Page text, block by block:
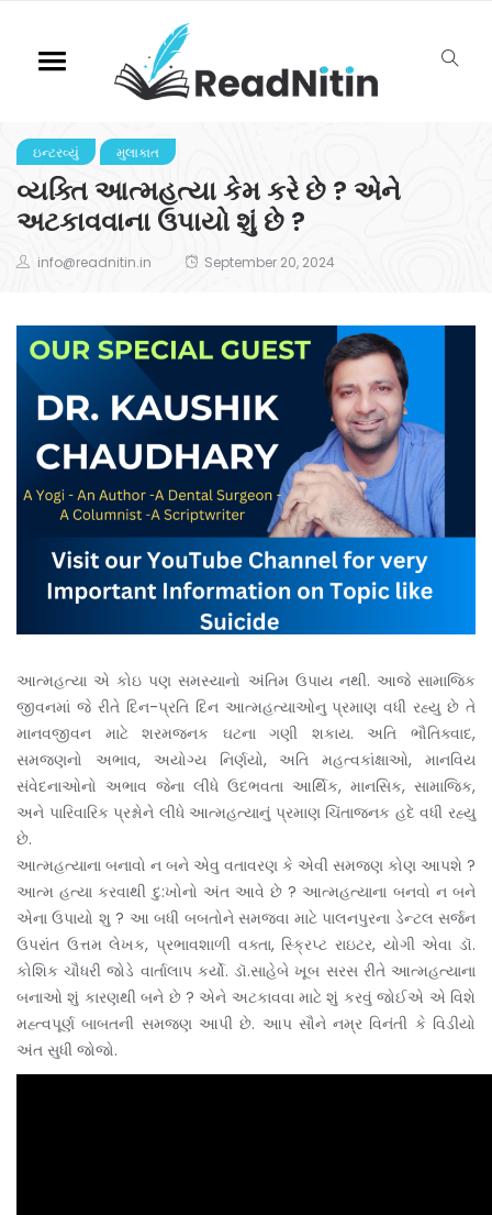
ઇન્ટરવ્યું મુલાકાત
વ્યક્તિ આત્મહત્યા કેમ કરે છે ? એને
અટકાવવાના ઉપાયો શું છે ?
info@readnitin.in September 20, 2024
આત્મહત્યા એ કોઇ પણ સમસ્યાનો અંતિમ ઉપાય નથી. આજે સામાજિક
જીવનમાં જે રીતે દિન-પ્રતિ દિન આત્મહત્યાઓનુ પ્રમાણ વધી રહ્યુ છે તે
માનવજીવન માટે શરમજનક ઘટના ગણી શકાય. અતિ ભૌતિક્વાદ,
સમજણનો અભાવ, અયોગ્ય નિર્ણયો, અતિ મહત્વકાંક્ષાઓ, માનવિય
સંવેદનાઓનો અભાવ જેના લીધે ઉદભવતા આર્થિક, માનસિક, સામાજિક,
અને પારિવારિક પ્રશ્નોને લીધે આત્મહત્યાનું પ્રમાણ ચિંતાજનક હદે વધી રહ્યુ
છે.
આત્મહત્યાના બનાવો ન બને એવુ વતાવરણ કે એવી સમજણ કોણ આપશે ?
આત્મ હત્યા કરવાથી દુ:ખોનો અંત આવે છે ? આત્મહત્યાના બનવો ન બને
એના ઉપાયો શુ ? આ બધી બબતોને સમજ્વા માટે પાલનપુરના ડેન્ટલ સર્જન
ઉપરાંત ઉત્તમ લેખક, પ્રભાવશાળી વક્તા, સ્ક્રિપ્ટ રાઇટર, યોગી એવા ડૉ.
કોશિક ચૌધરી જોડે વાર્તાલાપ કર્યો. ડૉ.સાહેબે ખૂબ સરસ રીતે આત્મહત્યાના
બનાઓ શું કારણથી બને છે ? એને અટકાવવા માટે શું કરવું જોઈએ એ વિશે
મહ્ત્વપૂર્ણ બાબતની સમજણ આપી છે. આપ સૌને નમ્ર વિનંતી કે વિડીયો
અંત સુધી જોજો.